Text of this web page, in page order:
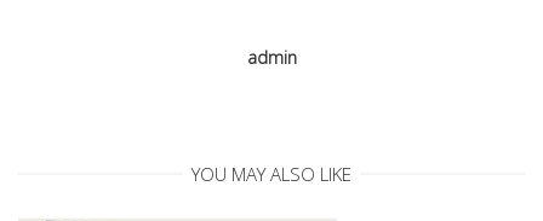
admin
YOU MAY ALSO LIKE